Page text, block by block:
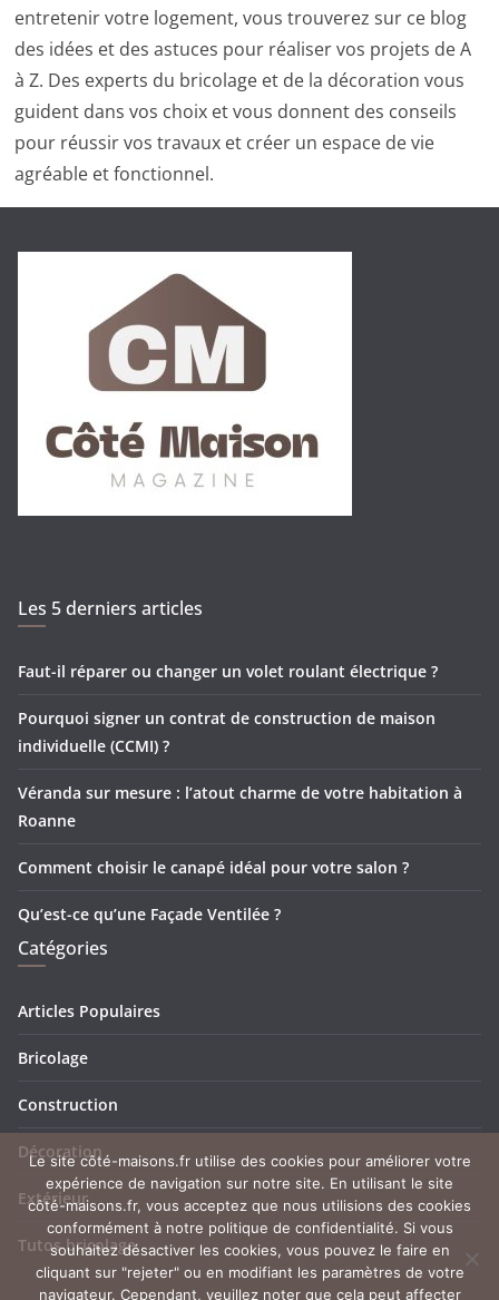
entretenir votre logement, vous trouverez sur ce blog
des idées et des astuces pour réaliser vos projets de A
à Z. Des experts du bricolage et de la décoration vous
guident dans vos choix et vous donnent des conseils
pour réussir vos travaux et créer un espace de vie
agréable et fonctionnel.
Les 5 derniers articles
Faut-il réparer ou changer un volet roulant électrique ?
Pourquoi signer un contrat de construction de maison
individuelle (CCMI) ?
Véranda sur mesure : l’atout charme de votre habitation à
Roanne
Comment choisir le canapé idéal pour votre salon ?
Qu’est-ce qu’une Façade Ventilée ?
Catégories
Articles Populaires
Bricolage
Construction
Décoration
Extérieur
Tutos bricolage
Le site côté-maisons.fr utilise des cookies pour améliorer votre
expérience de navigation sur notre site. En utilisant le site
côté-maisons.fr, vous acceptez que nous utilisions des cookies
conformément à notre politique de confidentialité. Si vous
souhaitez désactiver les cookies, vous pouvez le faire en
cliquant sur "rejeter" ou en modifiant les paramètres de votre
navigateur. Cependant, veuillez noter que cela peut affecter